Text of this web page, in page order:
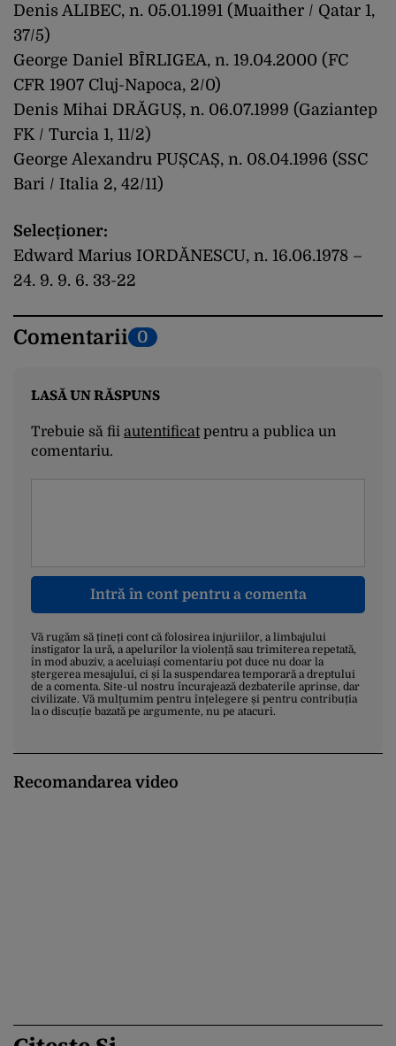
Denis ALIBEC, n. 05.01.1991 (Muaither / Qatar 1,
37/5)
George Daniel BÎRLIGEA, n. 19.04.2000 (FC
CFR 1907 Cluj-Napoca, 2/0)
Denis Mihai DRĂGUȘ, n. 06.07.1999 (Gaziantep
FK / Turcia 1, 11/2)
George Alexandru PUȘCAȘ, n. 08.04.1996 (SSC
Bari / Italia 2, 42/11)
Selecționer:
Edward Marius IORDĂNESCU, n. 16.06.1978 –
24. 9. 9. 6. 33-22
Comentarii 0
LASĂ UN RĂSPUNS
Trebuie să fii autentificatpentru a publica un
comentariu.
Intră în cont pentru a comenta
Vă rugăm să țineți cont că folosirea injuriilor, a limbajului
instigator la ură, a apelurilor la violență sau trimiterea repetată,
în mod abuziv, a aceluiași comentariu pot duce nu doar la
ștergerea mesajului, ci și la suspendarea temporară a dreptului
de a comenta. Site-ul nostru încurajează dezbaterile aprinse, dar
civilizate. Vă mulțumim pentru înțelegere și pentru contribuția
la o discuție bazată pe argumente, nu pe atacuri.
Recomandarea video